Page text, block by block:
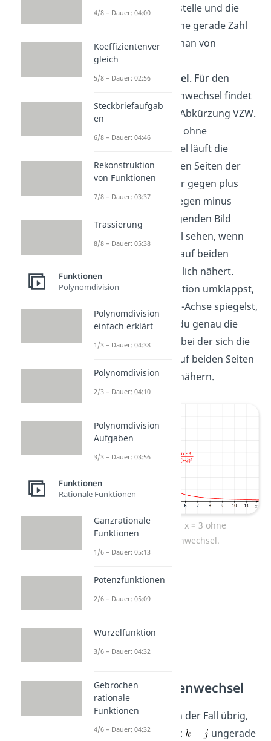
Wenn
eine Polstelle und die
eine gerade Zahl
ist, dann spricht man von
Polstellen ohne
Vorzeichenwechsel. Für den
Begriff Vorzeichenwechsel findet
man oft auch die Abkürzung VZW.
Bei einer Polstelle ohne
Vorzeichenwechsel läuft die
Funktion auf beiden Seiten der
Polstelle entweder gegen plus
unendlich oder gegen minus
unendlich. Im folgenden Bild
kannst du den Fall sehen, wenn
sich die Funktion auf beiden
Seiten plus unendlich nähert.
Wenn du die Funktion umklappst,
das heißt an der x-Achse spiegelst,
dann bekommst du genau die
andere Situation, bei der sich die
Funktionswerte auf beiden Seiten
minus unendlich nähern.
Polstelle bei x = 3 ohne
Vorzeichenwechsel.
Mit Vorzeichenwechsel
Es bleibt nur noch der Fall übrig,
dass die Differenz
ungerade
4/8 – Dauer: 04:00
Koeffizientenver
gleich
5/8 – Dauer: 02:56
Steckbriefaufgab
en
6/8 – Dauer: 04:46
Rekonstruktion
von Funktionen
7/8 – Dauer: 03:37
Trassierung
8/8 – Dauer: 05:38
Funktionen
Polynomdivision
Polynomdivision
einfach erklärt
1/3 – Dauer: 04:38
Polynomdivision
2/3 – Dauer: 04:10
Polynomdivision
Aufgaben
3/3 – Dauer: 03:56
Funktionen
Rationale Funktionen
Ganzrationale
Funktionen
1/6 – Dauer: 05:13
Potenzfunktionen
2/6 – Dauer: 05:09
Wurzelfunktion
3/6 – Dauer: 04:32
Gebrochen
rationale
Funktionen
4/6 – Dauer: 04:32